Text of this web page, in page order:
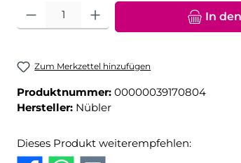
Produkt Anzahl: Gib den gewünschten Wert
In
Zum Merkzettel hinzufügen
Produktnummer: 00000039170804
Hersteller: Nübler
Dieses Produkt weiterempfehlen: